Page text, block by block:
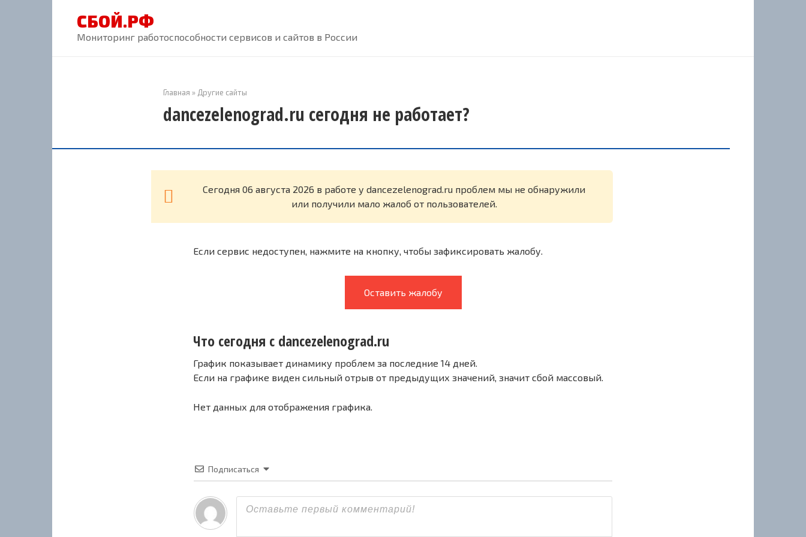
СБОЙ.РФ
Мониторинг работоспособности сервисов и сайтов в России
Главная » Другие сайты
dancezelenograd.ru сегодня не работает?
Cегодня 06 августа 2026 в работе у dancezelenograd.ru проблем мы не обнаружили
или получили мало жалоб от пользователей.
Если сервис недоступен, нажмите на кнопку, чтобы зафиксировать жалобу.
Оставить жалобу
Что сегодня с dancezelenograd.ru
График показывает динамику проблем за последние 14 дней.
Если на графике виден сильный отрыв от предыдущих значений, значит сбой массовый.
Нет данных для отображения графика.
Подписаться